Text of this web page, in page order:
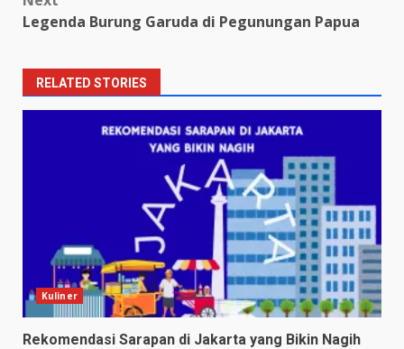
Legenda Burung Garuda di Pegunungan Papua
RELATED STORIES
Kuliner
Rekomendasi Sarapan di Jakarta yang Bikin Nagih